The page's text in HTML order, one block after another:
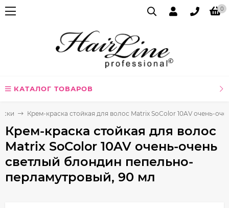
0
КАТАЛОГ ТОВАРОВ
Крем-краска стойкая для волос Matrix SoColor 10AV очень-
Крем-краска стойкая для волос
Matrix SoColor 10AV очень-очень
светлый блондин пепельно-
перламутровый, 90 мл